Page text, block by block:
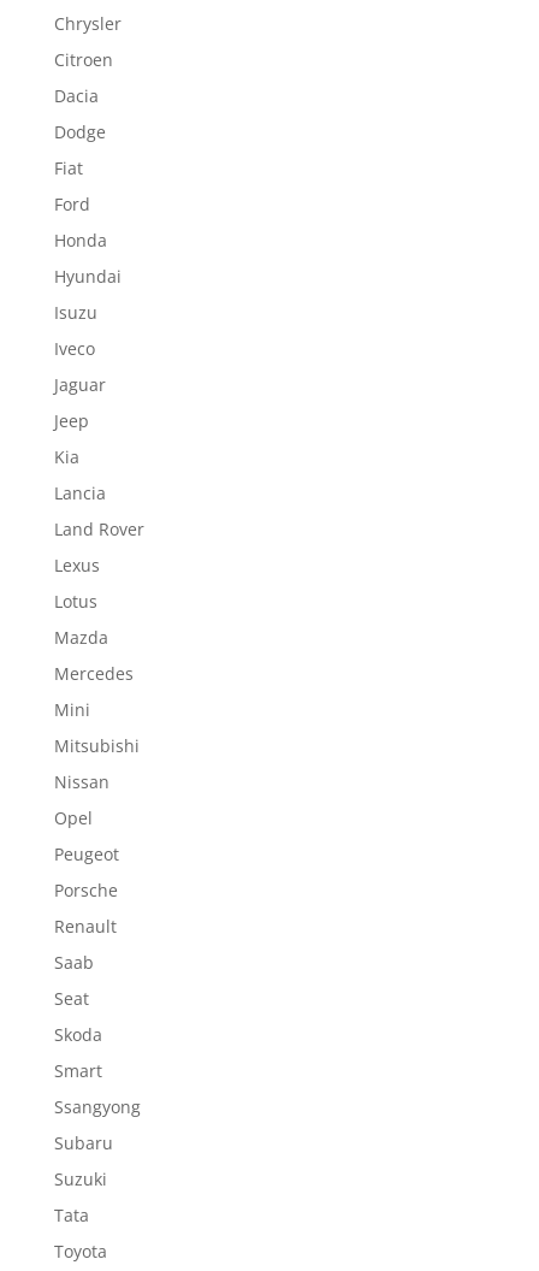
Chrysler
Citroen
Dacia
Dodge
Fiat
Ford
Honda
Hyundai
Isuzu
Iveco
Jaguar
Jeep
Kia
Lancia
Land Rover
Lexus
Lotus
Mazda
Mercedes
Mini
Mitsubishi
Nissan
Opel
Peugeot
Porsche
Renault
Saab
Seat
Skoda
Smart
Ssangyong
Subaru
Suzuki
Tata
Toyota